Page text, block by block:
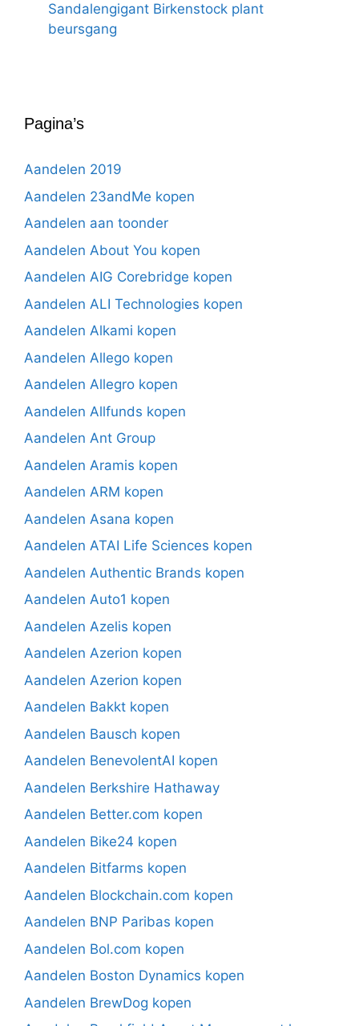
Sandalengigant Birkenstock plant
beursgang
Pagina’s
Aandelen 2019
Aandelen 23andMe kopen
Aandelen aan toonder
Aandelen About You kopen
Aandelen AIG Corebridge kopen
Aandelen ALI Technologies kopen
Aandelen Alkami kopen
Aandelen Allego kopen
Aandelen Allegro kopen
Aandelen Allfunds kopen
Aandelen Ant Group
Aandelen Aramis kopen
Aandelen ARM kopen
Aandelen Asana kopen
Aandelen ATAI Life Sciences kopen
Aandelen Authentic Brands kopen
Aandelen Auto1 kopen
Aandelen Azelis kopen
Aandelen Azerion kopen
Aandelen Azerion kopen
Aandelen Bakkt kopen
Aandelen Bausch kopen
Aandelen BenevolentAI kopen
Aandelen Berkshire Hathaway
Aandelen Better.com kopen
Aandelen Bike24 kopen
Aandelen Bitfarms kopen
Aandelen Blockchain.com kopen
Aandelen BNP Paribas kopen
Aandelen Bol.com kopen
Aandelen Boston Dynamics kopen
Aandelen BrewDog kopen